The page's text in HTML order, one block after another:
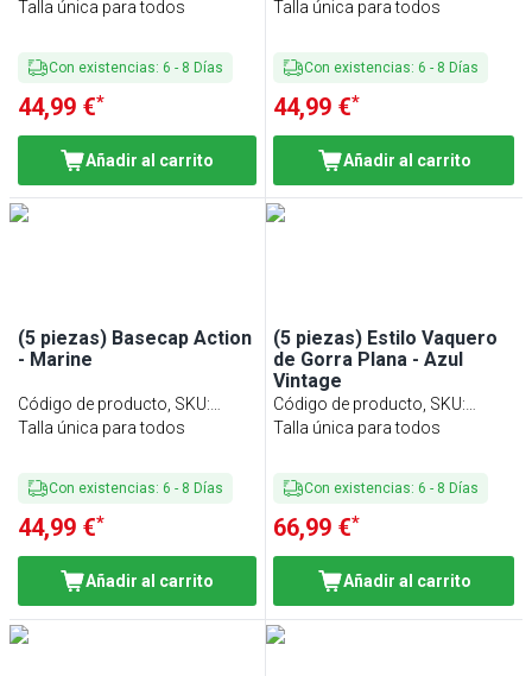
BCAK23G#SET5
Talla única para todos
Con existencias: 6 - 8 Días
44,99 €*
Añadir al carrito
BCAK23R#SET5
Talla única para todos
Con existencias: 6 - 8 Días
44,99 €*
Añadir al carrito
(5 piezas) Basecap Action
- Marine
Código de producto, SKU:
BCAK23M#SET5
Talla única para todos
Con existencias: 6 - 8 Días
44,99 €*
Añadir al carrito
(5 piezas) Estilo Vaquero
de Gorra Plana - Azul
Vintage
Código de producto, SKU:
FCJK27VBL#SET5
Talla única para todos
Con existencias: 6 - 8 Días
66,99 €*
Añadir al carrito